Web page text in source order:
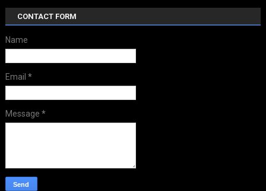
CONTACT FORM
Name
Email *
Message *